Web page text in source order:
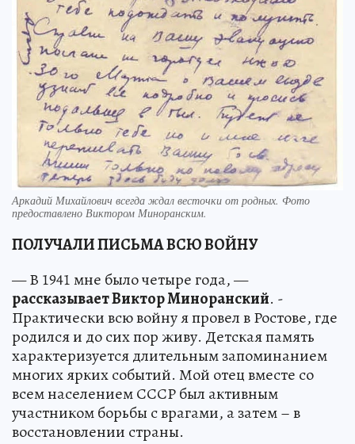
Аркадий Михайлович всегда ждал весточки от родных. Фото
предоставлено Виктором Миноранским.
ПОЛУЧАЛИ ПИСЬМА ВСЮ ВОЙНУ
— В 1941 мне было четыре года, —
рассказывает Виктор Миноранский. -
Практически всю войну я провел в Ростове, где
родился и до сих пор живу. Детская память
характеризуется длительным запоминанием
многих ярких событий. Мой отец вместе со
всем населением СССР был активным
участником борьбы с врагами, а затем – в
восстановлении страны.